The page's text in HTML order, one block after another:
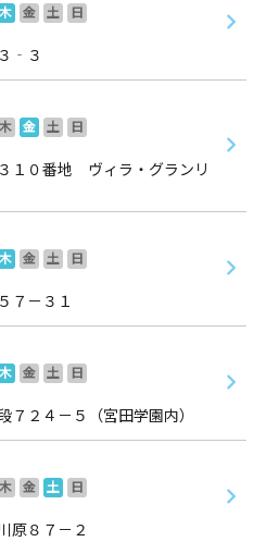
木 金 土
日
‐３
木 金 土
日
１０番地 ヴィラ・グランリ
木 金 土
日
７－３１
木 金 土
日
２４－５（宮田学園内）
木 金 土
日
原８７－２